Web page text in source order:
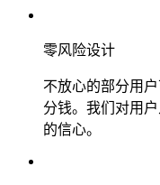
零风险设计
不放心的部分用
分钱。我们对用
的信心。